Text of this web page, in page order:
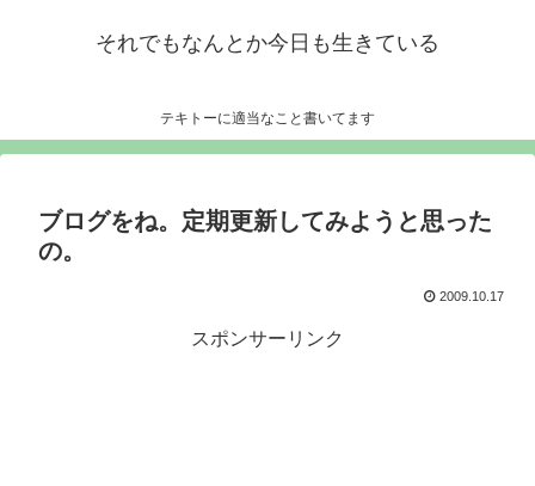
それでもなんとか今日も生きている
テキトーに適当なこと書いてます
ブログをね。定期更新してみようと思った
の。
2009.10.17
スポンサーリンク